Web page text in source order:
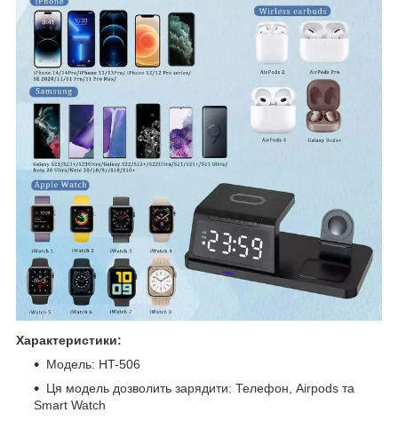
Характеристики:
Модель: HT-506
Ця модель дозволить зарядити: Телефон, Airpods та
Smart Watch